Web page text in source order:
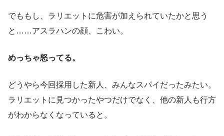
でももし、ラリエットに危害が加えられていたかと思う
と……アスラハンの顔、こわい。
めっちゃ怒ってる。
どうやら今回採用した新人、みんなスパイだったみたい。
ラリエットに見つかったやつだけでなく、他の新人も行方
がわからなくなっていると。